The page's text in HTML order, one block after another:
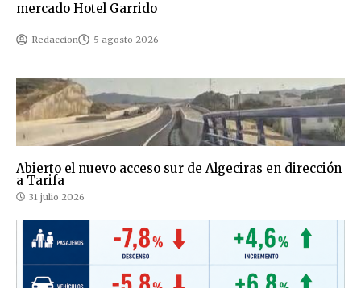
mercado Hotel Garrido
Redaccion 5 agosto 2026
Abierto el nuevo acceso sur de Algeciras en dirección
a Tarifa
31 julio 2026